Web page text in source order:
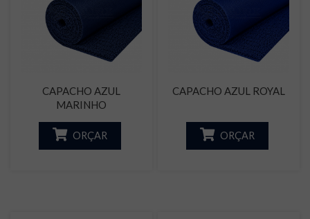
CAPACHO AZUL
MARINHO
ORÇAR
CAPACHO AZUL ROYAL
ORÇAR